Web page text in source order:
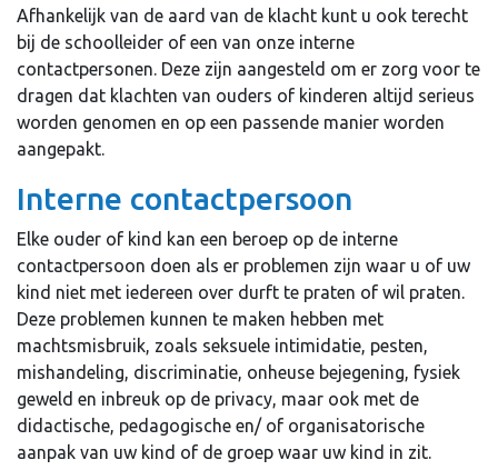
Afhankelijk van de aard van de klacht kunt u ook terecht
bij de schoolleider of een van onze interne
contactpersonen. Deze zijn aangesteld om er zorg voor te
dragen dat klachten van ouders of kinderen altijd serieus
worden genomen en op een passende manier worden
aangepakt.
Interne contactpersoon
Elke ouder of kind kan een beroep op de interne
contactpersoon doen als er problemen zijn waar u of uw
kind niet met iedereen over durft te praten of wil praten.
Deze problemen kunnen te maken hebben met
machtsmisbruik, zoals seksuele intimidatie, pesten,
mishandeling, discriminatie, onheuse bejegening, fysiek
geweld en inbreuk op de privacy, maar ook met de
didactische, pedagogische en/ of organisatorische
aanpak van uw kind of de groep waar uw kind in zit.